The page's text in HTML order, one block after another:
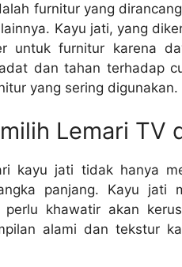
furnitur yang
Kayu jati, yang
untuk furnitur karena
dan tahan terhadap
yang sering digunakan.
Lemari TV
kayu jati tidak hanya
panjang. Kayu jati
khawatir akan
alami dan tekstur